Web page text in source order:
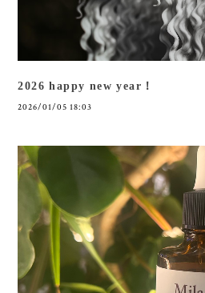
2026 happy new year！
2026/01/05 18:03